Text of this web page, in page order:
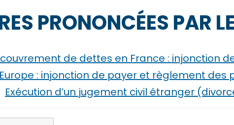
PRONONCÉES PAR
de dettes en France : injonction
: injonction de payer et règlement des
Exécution d’un jugement civil étranger